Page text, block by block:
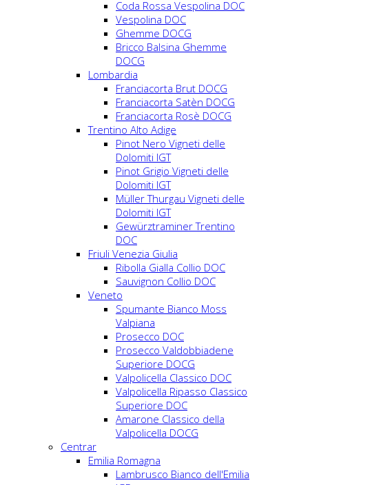
Coda Rossa Vespolina DOC
Vespolina DOC
Ghemme DOCG
Bricco Balsina Ghemme
DOCG
Lombardia
Franciacorta Brut DOCG
Franciacorta Satèn DOCG
Franciacorta Rosè DOCG
Trentino Alto Adige
Pinot Nero Vigneti delle
Dolomiti IGT
Pinot Grigio Vigneti delle
Dolomiti IGT
Müller Thurgau Vigneti delle
Dolomiti IGT
Gewürztraminer Trentino
DOC
Friuli Venezia Giulia
Ribolla Gialla Collio DOC
Sauvignon Collio DOC
Veneto
Spumante Bianco Moss
Valpiana
Prosecco DOC
Prosecco Valdobbiadene
Superiore DOCG
Valpolicella Classico DOC
Valpolicella Ripasso Classico
Superiore DOC
Amarone Classico della
Valpolicella DOCG
Centrar
Emilia Romagna
Lambrusco Bianco dell'Emilia